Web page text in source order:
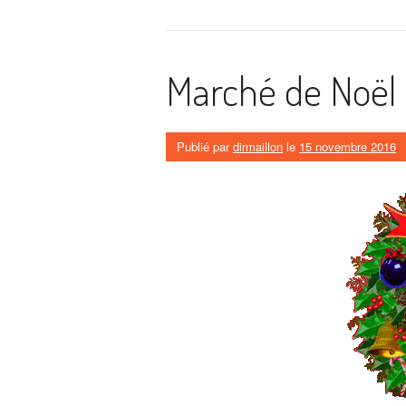
Marché de Noël
Publié pardirmaillon le 15 novembre 2016